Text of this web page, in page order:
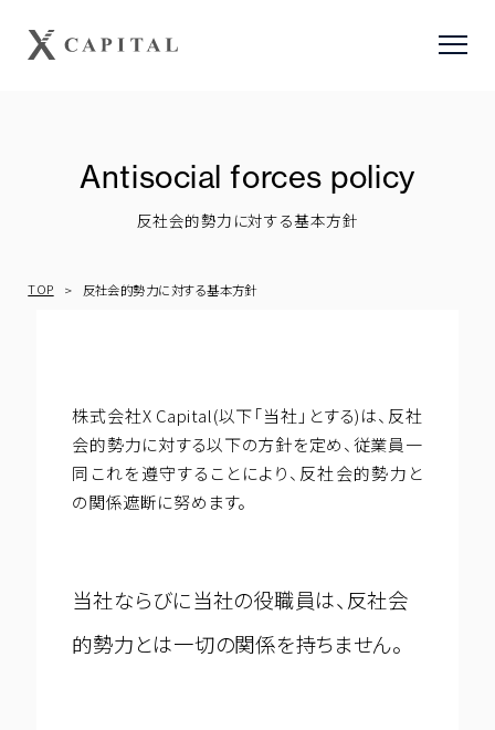
私たちの役割
会社概要
採用情報
ストラテジーアクセラレート
TOP > 反社会的勢力に対する基本方針
Antisocial forces policy
反社会的勢力に対する基本方針
株式会社X Capital(以下「当社」とする)は、反社
会的勢力に対する以下の方針を定め、従業員一
同これを遵守することにより、反社会的勢力と
の関係遮断に努めます。
当社ならびに当社の役職員は、反社会
的勢力とは一切の関係を持ちません。